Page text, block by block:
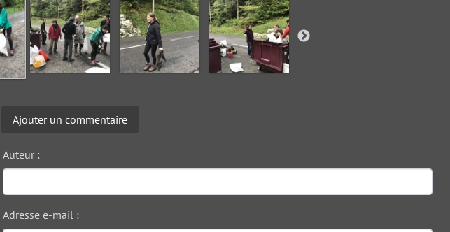
Ajouter un commentaire
Auteur :
Adresse e-mail :